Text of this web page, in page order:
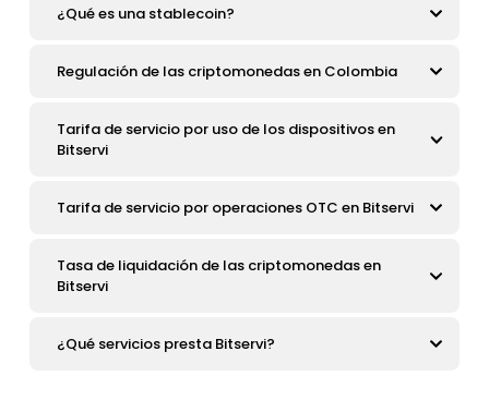
¿Qué es una stablecoin?
Regulación de las criptomonedas en Colombia
Tarifa de servicio por uso de los dispositivos en
Bitservi
Tarifa de servicio por operaciones OTC en Bitservi
Tasa de liquidación de las criptomonedas en
Bitservi
¿Qué servicios presta Bitservi?